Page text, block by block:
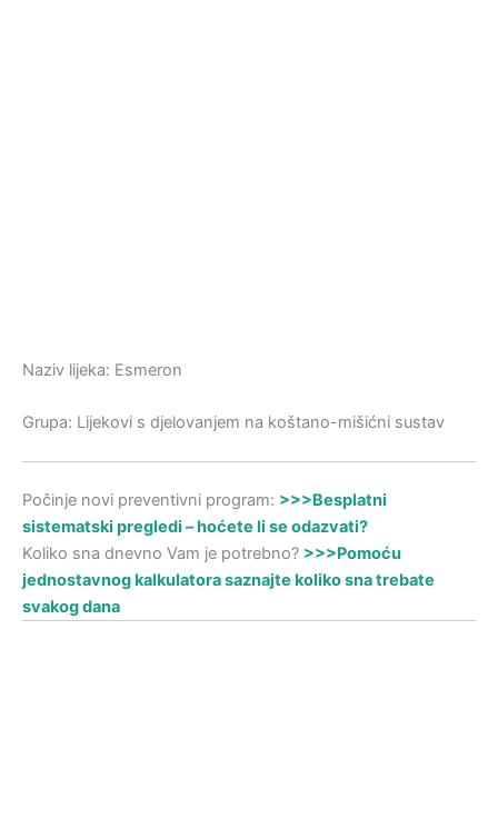
Naziv lijeka: Esmeron
Grupa: Lijekovi s djelovanjem na koštano-mišićni sustav
Počinje novi preventivni program: >>>Besplatni
sistematski pregledi – hoćete li se odazvati?
Koliko sna dnevno Vam je potrebno? >>>Pomoću
jednostavnog kalkulatora saznajte koliko sna trebate
svakog dana